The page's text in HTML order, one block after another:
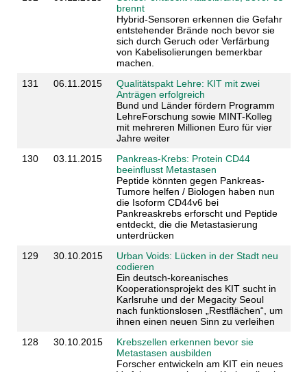
brennt
Hybrid-Sensoren erkennen die Gefahr
entstehender Brände noch bevor sie
sich durch Geruch oder Verfärbung
von Kabelisolierungen bemerkbar
machen.
131
06.11.2015
Qualitätspakt Lehre: KIT mit zwei
Anträgen erfolgreich
Bund und Länder fördern Programm
LehreForschung sowie MINT-Kolleg
mit mehreren Millionen Euro für vier
Jahre weiter
130
03.11.2015
Pankreas-Krebs: Protein CD44
beeinflusst Metastasen
Peptide könnten gegen Pankreas-
Tumore helfen / Biologen haben nun
die Isoform CD44v6 bei
Pankreaskrebs erforscht und Peptide
entdeckt, die die Metastasierung
unterdrücken
129
30.10.2015
Urban Voids: Lücken in der Stadt neu
codieren
Ein deutsch-koreanisches
Kooperationsprojekt des KIT sucht in
Karlsruhe und der Megacity Seoul
nach funktionslosen „Restflächen“, um
ihnen einen neuen Sinn zu verleihen
128
30.10.2015
Krebszellen erkennen bevor sie
Metastasen ausbilden
Forscher entwickeln am KIT ein neues